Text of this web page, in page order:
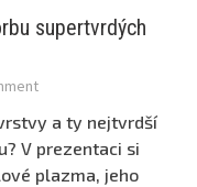
supertvrdých
a ty nejtvrdší
V prezentaci si
plazma, jeho